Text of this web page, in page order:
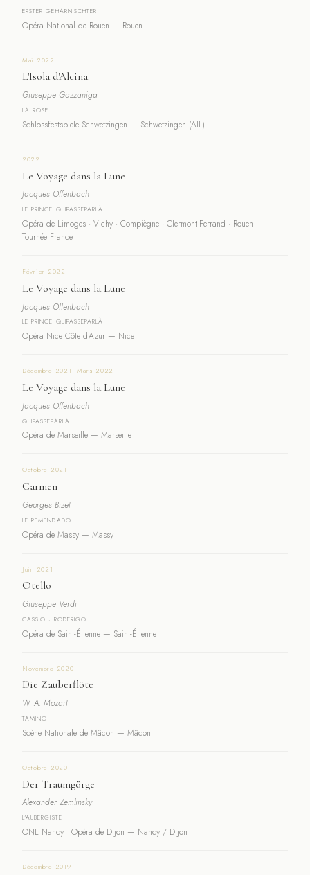
ERSTER GEHARNISCHTER
Opéra National de Rouen — Rouen
Mai 2022
L'Isola d'Alcina
Giuseppe Gazzaniga
LA ROSE
Schlossfestspiele Schwetzingen — Schwetzingen (All.)
2022
Le Voyage dans la Lune
Jacques Offenbach
LE PRINCE QUIPASSEPARLÀ
Opéra de Limoges · Vichy · Compiègne · Clermont-Ferrand · Rouen —
Tournée France
Février 2022
Le Voyage dans la Lune
Jacques Offenbach
LE PRINCE QUIPASSEPARLÀ
Opéra Nice Côte d'Azur — Nice
Décembre 2021–Mars 2022
Le Voyage dans la Lune
Jacques Offenbach
QUIPASSEPARLA
Opéra de Marseille — Marseille
Octobre 2021
Carmen
Georges Bizet
LE REMENDADO
Opéra de Massy — Massy
Juin 2021
Otello
Giuseppe Verdi
CASSIO · RODERIGO
Opéra de Saint-Étienne — Saint-Étienne
Novembre 2020
Die Zauberflöte
W. A. Mozart
TAMINO
Scène Nationale de Mâcon — Mâcon
Octobre 2020
Der Traumgörge
Alexander Zemlinsky
L'AUBERGISTE
ONL Nancy · Opéra de Dijon — Nancy / Dijon
Décembre 2019